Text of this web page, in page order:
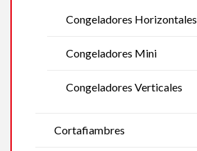
Congeladores Horizontales
Congeladores Mini
Congeladores Verticales
Cortafiambres